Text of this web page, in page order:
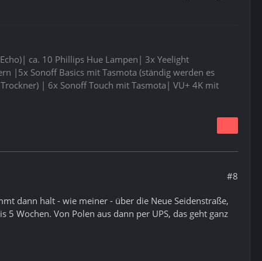
ca. 10 Phillips Hue Lampen| 3x Yeelight
|5x Sonoff Basics mit Tasmota (ständig werden es
| 6x Sonoff Touch mit Tasmota| VU+ 4K mit
#8
dann halt - wie meiner - über die Neue Seidenstraße,
Wochen. Von Polen aus dann per UPS, das geht ganz